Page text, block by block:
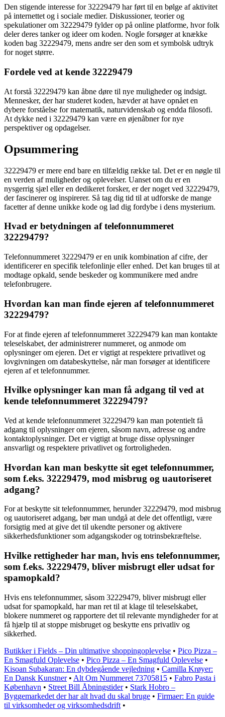
Den stigende interesse for 32229479 har ført til en bølge af aktivitet
på internettet og i sociale medier. Diskussioner, teorier og
spekulationer om 32229479 fylder op på online platforme, hvor folk
deler deres tanker og ideer om koden. Nogle forsøger at knække
koden bag 32229479, mens andre ser den som et symbolsk udtryk
for noget større.
Fordele ved at kende 32229479
At forstå 32229479 kan åbne døre til nye muligheder og indsigt.
Mennesker, der har studeret koden, hævder at have opnået en
dybere forståelse for matematik, naturvidenskab og endda filosofi.
At dykke ned i 32229479 kan være en øjenåbner for nye
perspektiver og opdagelser.
Opsummering
32229479 er mere end bare en tilfældig række tal. Det er en nøgle til
en verden af muligheder og oplevelser. Uanset om du er en
nysgerrig sjæl eller en dedikeret forsker, er der noget ved 32229479,
der fascinerer og inspirerer. Så tag dig tid til at udforske de mange
facetter af denne unikke kode og lad dig fordybe i dens mysterium.
Hvad er betydningen af ​​telefonnummeret
32229479?
Telefonnummeret 32229479 er en unik kombination af cifre, der
identificerer en specifik telefonlinje eller enhed. Det kan bruges til at
modtage opkald, sende beskeder og kommunikere med andre
telefonbrugere.
Hvordan kan man finde ejeren af telefonnummeret
32229479?
For at finde ejeren af telefonnummeret 32229479 kan man kontakte
teleselskabet, der administrerer nummeret, og anmode om
oplysninger om ejeren. Det er vigtigt at respektere privatlivet og
lovgivningen om databeskyttelse, når man forsøger at identificere
ejeren af et telefonnummer.
Hvilke oplysninger kan man få adgang til ved at
kende telefonnummeret 32229479?
Ved at kende telefonnummeret 32229479 kan man potentielt få
adgang til oplysninger om ejeren, såsom navn, adresse og andre
kontaktoplysninger. Det er vigtigt at bruge disse oplysninger
ansvarligt og respektere privatlivet og fortroligheden.
Hvordan kan man beskytte sit eget telefonnummer,
som f.eks. 32229479, mod misbrug og uautoriseret
adgang?
For at beskytte sit telefonnummer, herunder 32229479, mod misbrug
og uautoriseret adgang, bør man undgå at dele det offentligt, være
forsigtig med at give det til ukendte personer og aktivere
sikkerhedsfunktioner som adgangskoder og totrinsbekræftelse.
Hvilke rettigheder har man, hvis ens telefonnummer,
som f.eks. 32229479, bliver misbrugt eller udsat for
spamopkald?
Hvis ens telefonnummer, såsom 32229479, bliver misbrugt eller
udsat for spamopkald, har man ret til at klage til teleselskabet,
blokere nummeret og rapportere det til relevante myndigheder for at
få hjælp til at stoppe misbruget og beskytte ens privatliv og
sikkerhed.
Butikker i Fields – Din ultimative shoppingoplevelse • Pico Pizza –
En Smagfuld Oplevelse • Pico Pizza – En Smagfuld Oplevelse •
Kisoan Subakaran: En dybdegående vejledning • Camilla Krøyer:
En Dansk Kunstner• Alt Om Nummeret 73705815 • Fabro Pasta i
København • Street Bill Åbningstider• Stark Hobro –
Byggemarkedet der har alt hvad du skal bruge • Firmaer: En guide
til virksomheder og virksomhedsdrift •